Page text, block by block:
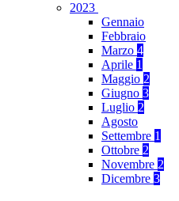
2023
Gennaio
Febbraio
Marzo 4
Aprile 1
Maggio 2
Giugno 3
Luglio 2
Agosto
Settembre 1
Ottobre 2
Novembre 2
Dicembre 3